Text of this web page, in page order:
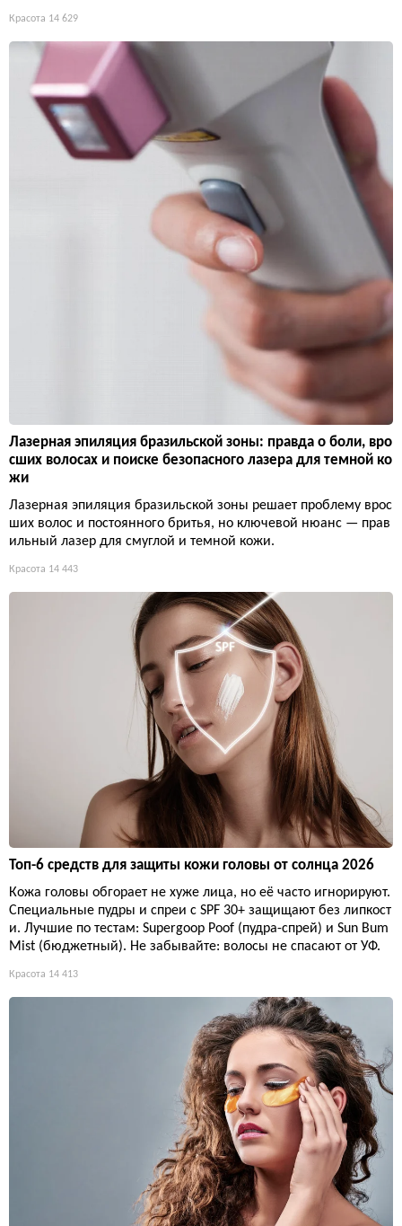
Красота 14 629
Лазерная эпиляция бразильской зоны: правда о боли, вро
сших волосах и поиске безопасного лазера для темной ко
жи
Лазерная эпиляция бразильской зоны решает проблему врос
ших волос и постоянного бритья, но ключевой нюанс — прав
ильный лазер для смуглой и темной кожи.
Красота 14 443
Топ-6 средств для защиты кожи головы от солнца 2026
Кожа головы обгорает не хуже лица, но её часто игнорируют.
Специальные пудры и спреи с SPF 30+ защищают без липкост
и. Лучшие по тестам: Supergoop Poof (пудра-спрей) и Sun Bum
Mist (бюджетный). Не забывайте: волосы не спасают от УФ.
Красота 14 413